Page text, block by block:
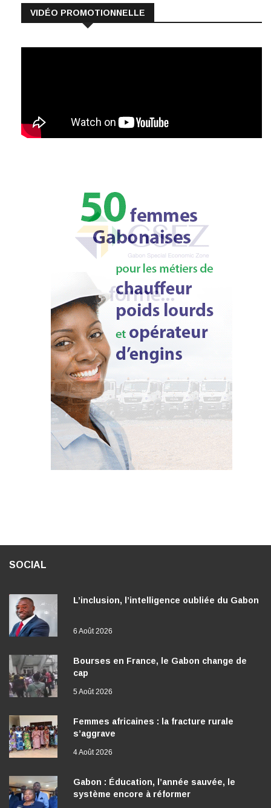
VIDÉO PROMOTIONNELLE
SOCIAL
L’inclusion, l’intelligence oubliée du Gabon
6 Août 2026
Bourses en France, le Gabon change de
cap
5 Août 2026
Femmes africaines : la fracture rurale
s’aggrave
4 Août 2026
Gabon : Éducation, l’année sauvée, le
système encore à réformer